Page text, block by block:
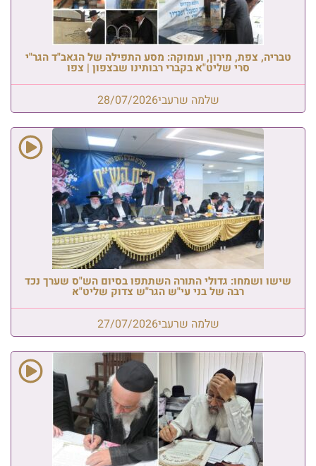
טבריה, צפת, מירון, ועמוקה: מסע התפילה של הגאב"ד הגר"י
סרי שליט"א בקברי רבותינו שבצפון | צפו
שלמה שרעבי28/07/2026
שישו ושמחו: גדולי התורה השתתפו בסיום הש"ס שערך נכד
רבה של בני עי"ש הגר"ש צדוק שליט"א
שלמה שרעבי27/07/2026